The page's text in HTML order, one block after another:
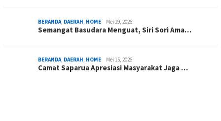
BERANDA, DAERAH, HOME Mei 19, 2026
Semangat Basudara Menguat, Siri Sori Ama…
BERANDA, DAERAH, HOME Mei 15, 2026
Camat Saparua Apresiasi Masyarakat Jaga …